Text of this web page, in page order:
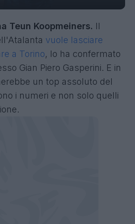
Teun Koopmeiners. Il
vuole lasciare
a Torino, lo ha confermato
Gian Piero Gasperini. E in
un top assoluto del
i numeri e non solo quelli